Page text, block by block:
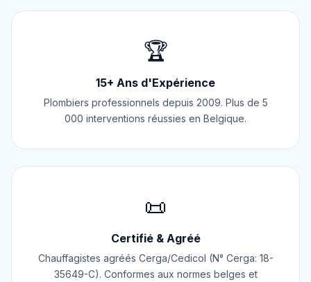
🏆
15+ Ans d'Expérience
Plombiers professionnels depuis 2009. Plus de 5
000 interventions réussies en Belgique.
📜
Certifié & Agréé
Chauffagistes agréés Cerga/Cedicol (N° Cerga: 18-
35649-C). Conformes aux normes belges et